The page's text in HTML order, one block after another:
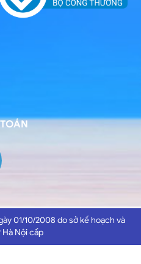
01/10/2008 do sở kế hoạch và
Hà Nội cấp